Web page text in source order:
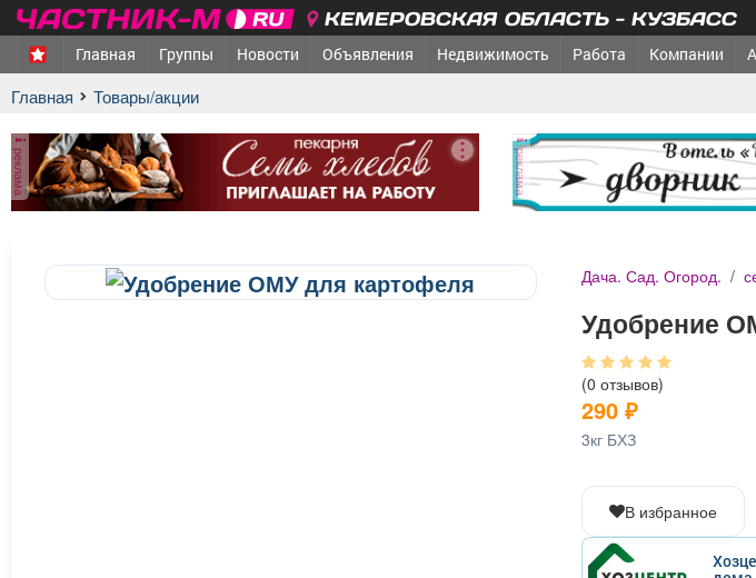
КЕМЕРОВСКАЯ ОБЛАСТЬ - КУЗБАСС
Главная Группы Новости Объявления Недвижимость Работа Компании
Главная Товары/акции
реклама реклама
Дача. Сад. Огород. /
Удобрение
(0 отзывов)
290₽
3кг БХЗ
В избранное